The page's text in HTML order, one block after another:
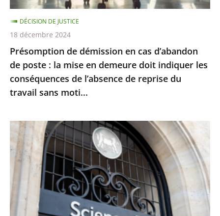
la
mise
en
demeure
doit
indiquer
les
de
l’absence
de
reprise
du
travail
sans
Présomption de démission en cas d’abandon
de poste : la mise en demeure doit indiquer les
conséquences de l’absence de reprise du
travail sans moti...
DÉCISION DE JUSTICE
18 décembre 2024
Le
juge
des
référés
du
Conseil
d’État